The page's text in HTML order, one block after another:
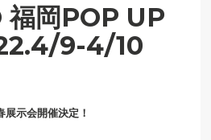
岡POP UP
9-4/10
示会開催決定！